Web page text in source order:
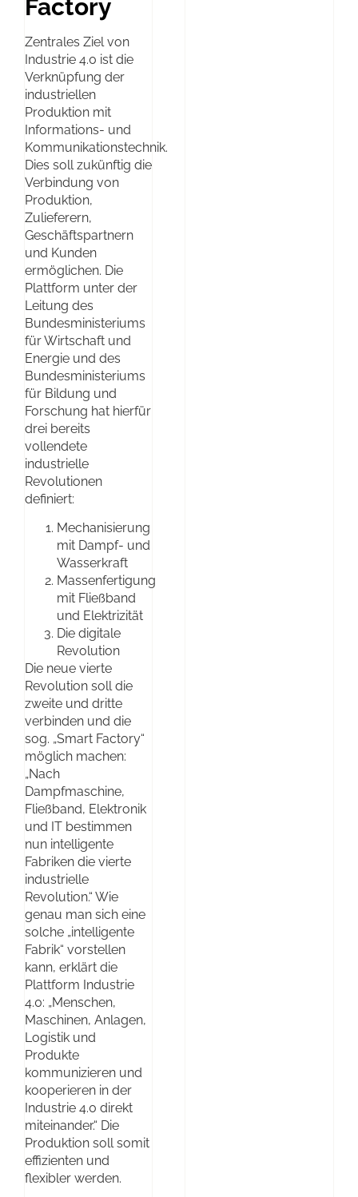
Factory
Zentrales Ziel von
Industrie 4.0 ist die
Verknüpfung der
industriellen
Produktion mit
Informations- und
Kommunikationstechnik.
Dies soll zukünftig die
Verbindung von
Produktion,
Zulieferern,
Geschäftspartnern
und Kunden
ermöglichen. Die
Plattform unter der
Leitung des
Bundesministeriums
für Wirtschaft und
Energie und des
Bundesministeriums
für Bildung und
Forschung hat hierfür
drei bereits
vollendete
industrielle
Revolutionen
definiert:
Mechanisierung
mit Dampf- und
Wasserkraft
Massenfertigung
mit Fließband
und Elektrizität
Die digitale
Revolution
Die neue vierte
Revolution soll die
zweite und dritte
verbinden und die
sog. „Smart Factory“
möglich machen:
„Nach
Dampfmaschine,
Fließband, Elektronik
und IT bestimmen
nun intelligente
Fabriken die vierte
industrielle
Revolution.“ Wie
genau man sich eine
solche „intelligente
Fabrik“ vorstellen
kann, erklärt die
Plattform Industrie
4.0: „Menschen,
Maschinen, Anlagen,
Logistik und
Produkte
kommunizieren und
kooperieren in der
Industrie 4.0 direkt
miteinander.“ Die
Produktion soll somit
effizienten und
flexibler werden.